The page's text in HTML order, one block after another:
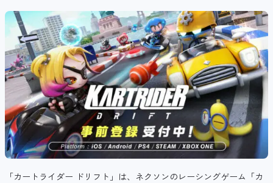
「カートライダー ドリフト」は、ネクソンのレーシングゲーム「カ